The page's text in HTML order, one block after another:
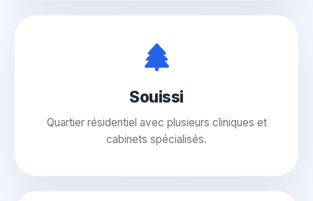
Souissi
Quartier résidentiel avec plusieurs cliniques et
cabinets spécialisés.